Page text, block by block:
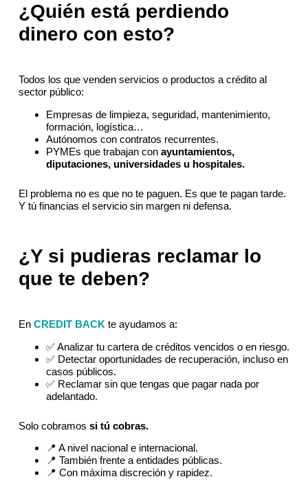
¿Quién está perdiendo
dinero con esto?
Todos los que venden servicios o productos a crédito al
sector público:
Empresas de limpieza, seguridad, mantenimiento,
formación, logística…
Autónomos con contratos recurrentes.
PYMEs que trabajan con ayuntamientos,
diputaciones, universidades u hospitales.
El problema no es que no te paguen. Es que te pagan tarde.
Y tú financias el servicio sin margen ni defensa.
¿Y si pudieras reclamar lo
que te deben?
En CREDIT BACK te ayudamos a:
✅ Analizar tu cartera de créditos vencidos o en riesgo.
✅ Detectar oportunidades de recuperación, incluso en
casos públicos.
✅ Reclamar sin que tengas que pagar nada por
adelantado.
Solo cobramos si tú cobras.
📍 A nivel nacional e internacional.
📍 También frente a entidades públicas.
📍 Con máxima discreción y rapidez.